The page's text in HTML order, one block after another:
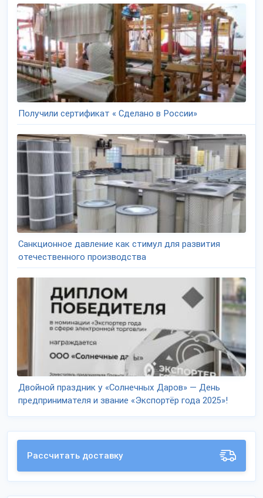
Получили сертификат « Сделано в России»
Санкционное давление как стимул для развития
отечественного производства
Двойной праздник у «Солнечных Даров» — День
предпринимателя и звание «Экспортёр года 2025»!
Рассчитать доставку